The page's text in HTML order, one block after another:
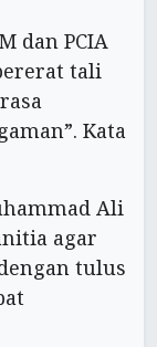
dan PCIA
tali
Kata
Ali
agar
tulus